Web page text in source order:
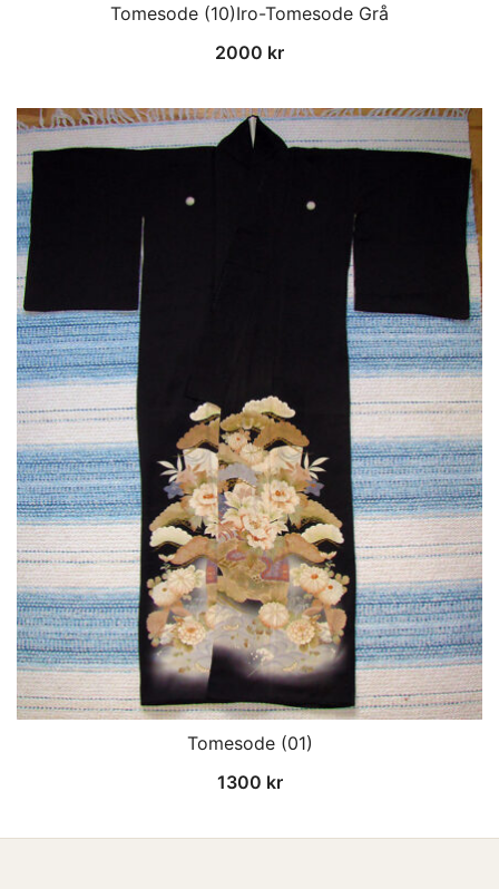
Tomesode (10)Iro-Tomesode Grå
2000 kr
Tomesode (01)
1300 kr